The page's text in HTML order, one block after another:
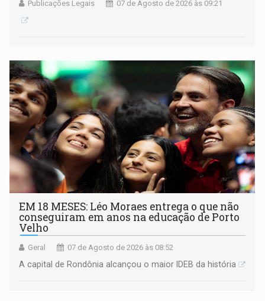
Publicações Legais 07 de Agosto de 2026 às 09:21
EM 18 MESES: Léo Moraes entrega o que não
conseguiram em anos na educação de Porto
Velho
Geral 07 de Agosto de 2026 às 08:52
A capital de Rondônia alcançou o maior IDEB da história